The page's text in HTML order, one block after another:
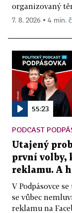
organizovaný
7. 8. 2026 ▪ 4 min.
55:23
PODCAST
Utajený
první volby,
reklamu. A
V Podpásovce
se vůbec
reklamu na